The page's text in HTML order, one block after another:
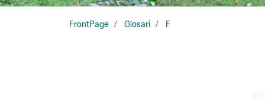
FrontPage Glosari F